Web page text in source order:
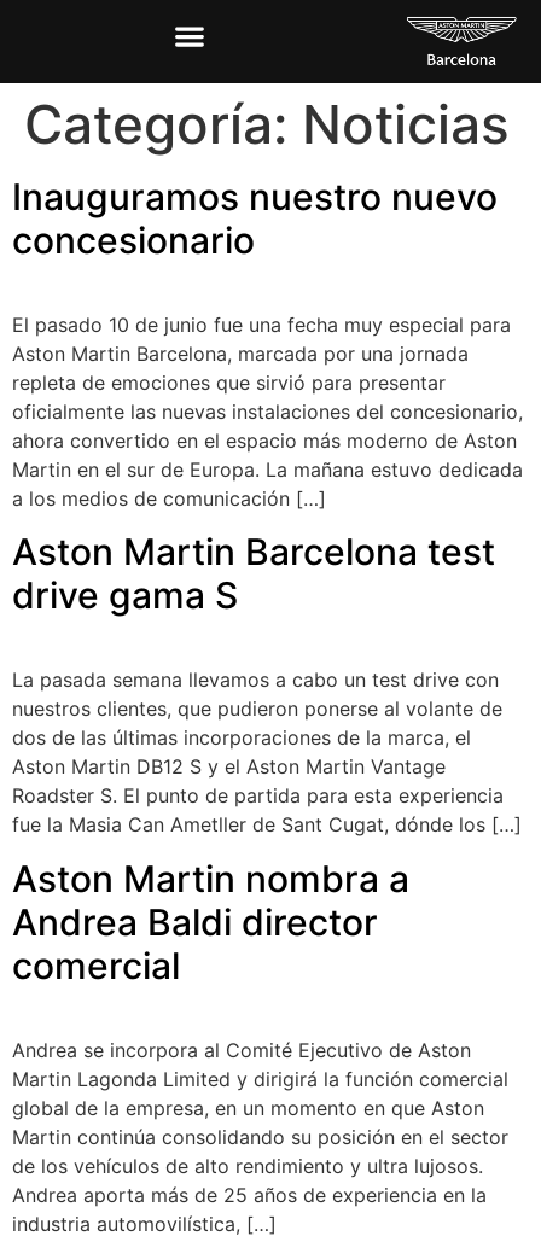
Categoría: Noticias
Inauguramos nuestro nuevo
concesionario
El pasado 10 de junio fue una fecha muy especial para
Aston Martin Barcelona, marcada por una jornada
repleta de emociones que sirvió para presentar
oficialmente las nuevas instalaciones del concesionario,
ahora convertido en el espacio más moderno de Aston
Martin en el sur de Europa. La mañana estuvo dedicada
a los medios de comunicación […]
Aston Martin Barcelona test
drive gama S
La pasada semana llevamos a cabo un test drive con
nuestros clientes, que pudieron ponerse al volante de
dos de las últimas incorporaciones de la marca, el
Aston Martin DB12 S y el Aston Martin Vantage
Roadster S. El punto de partida para esta experiencia
fue la Masia Can Ametller de Sant Cugat, dónde los […]
Aston Martin nombra a
Andrea Baldi director
comercial
Andrea se incorpora al Comité Ejecutivo de Aston
Martin Lagonda Limited y dirigirá la función comercial
global de la empresa, en un momento en que Aston
Martin continúa consolidando su posición en el sector
de los vehículos de alto rendimiento y ultra lujosos.
Andrea aporta más de 25 años de experiencia en la
industria automovilística, […]